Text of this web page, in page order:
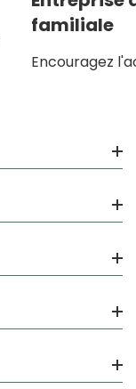
familiale
Encouragez